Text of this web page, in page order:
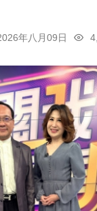
年八月09日